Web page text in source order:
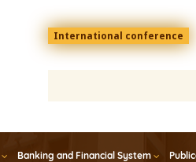
Menu
top
En
International conference
Banking and Financial System